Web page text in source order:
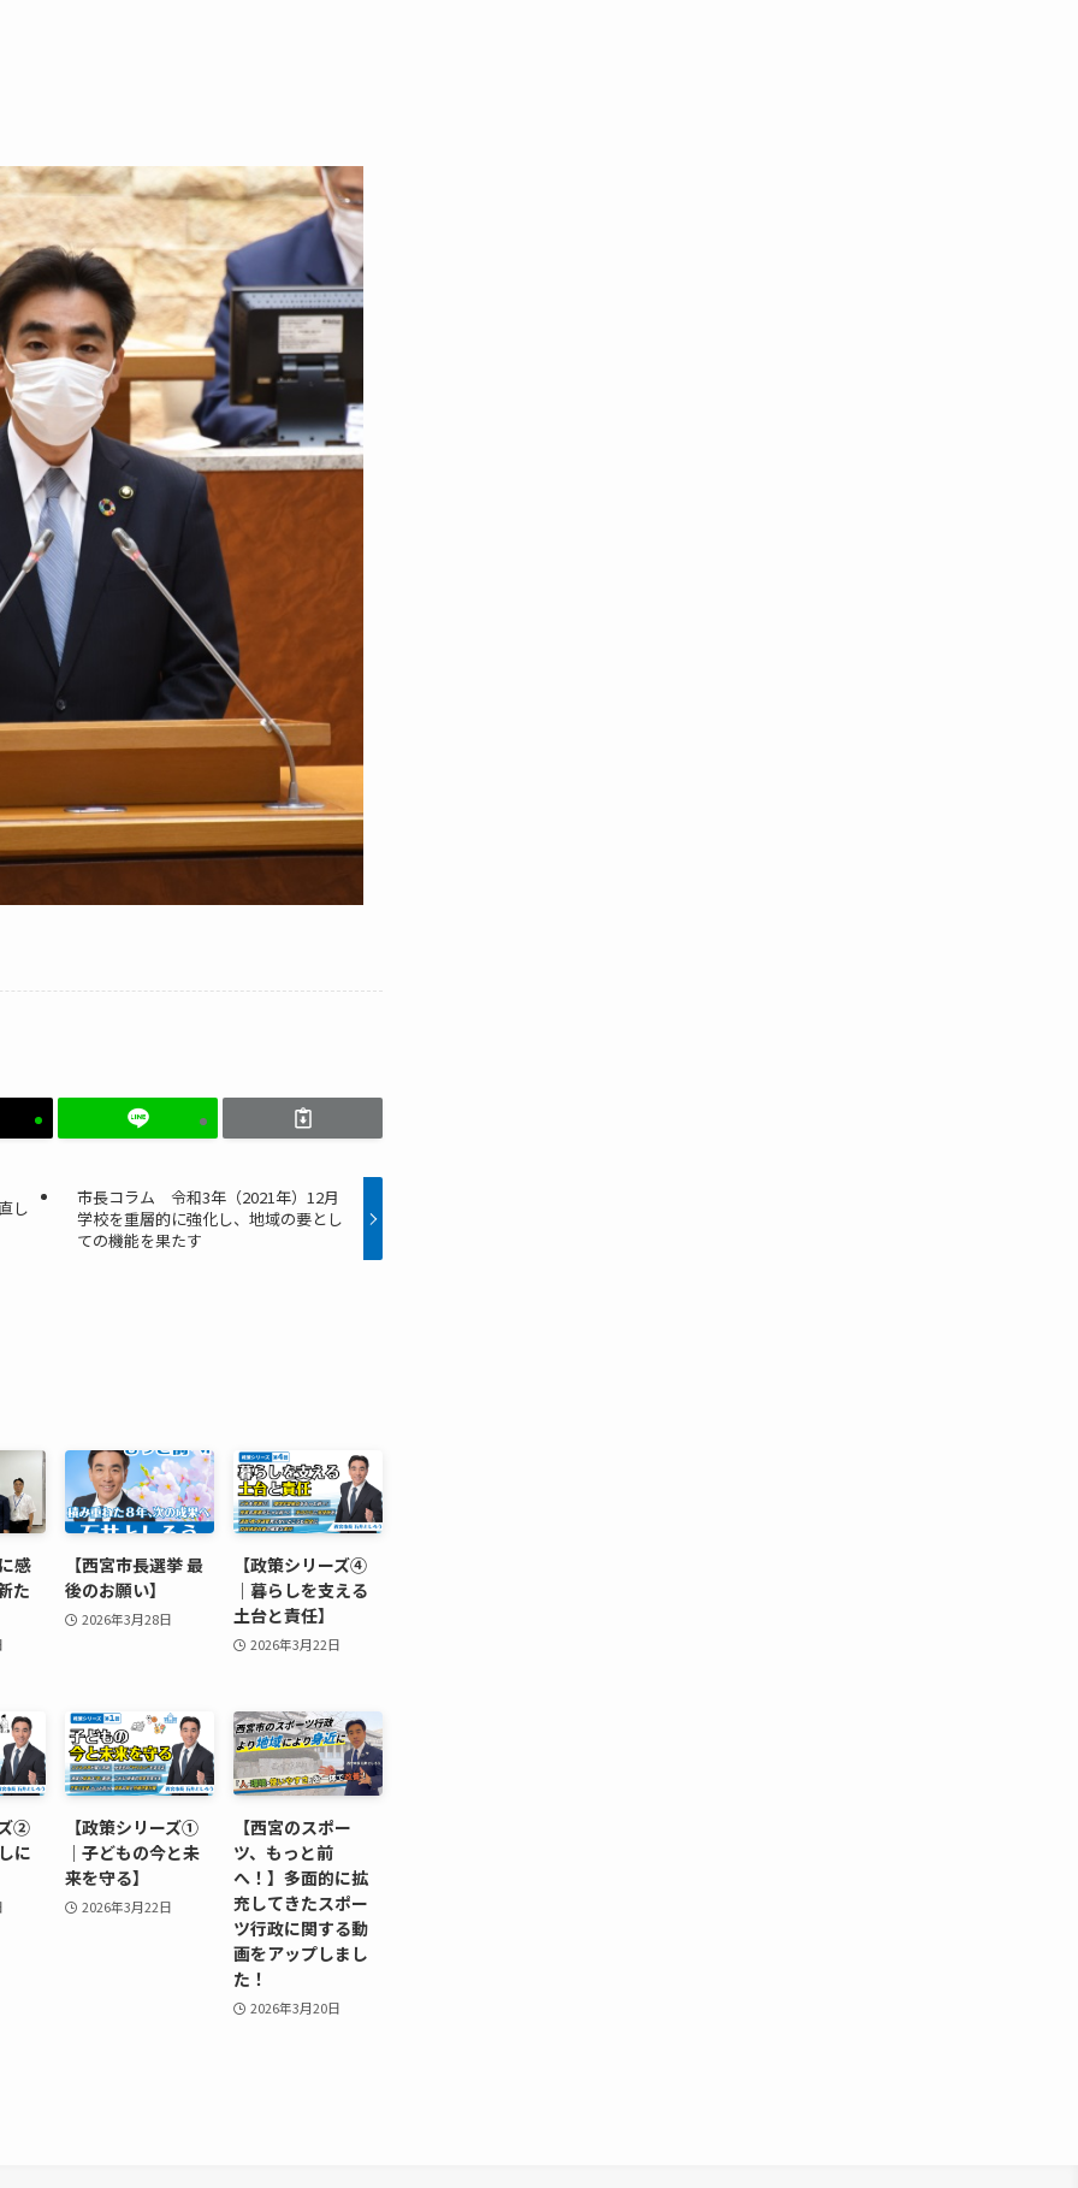
し
市長コラム 令和3年（2021年）12月
学校を重層的に強化し、地域の要とし
ての機能を果たす
感
た
【西宮市長選挙 最
後のお願い】
2026年3月28日
【政策シリーズ④
｜暮らしを支える
土台と責任】
2026年3月22日
②
に
【政策シリーズ①
｜子どもの今と未
来を守る】
2026年3月22日
【西宮のスポー
ツ、もっと前
へ！】多面的に拡
充してきたスポー
ツ行政に関する動
画をアップしまし
た！
2026年3月20日